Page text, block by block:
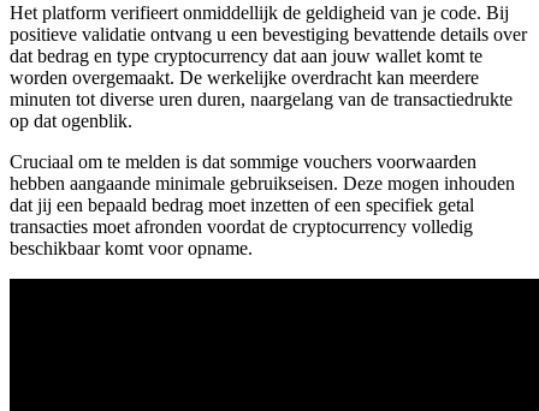
Het platform verifieert onmiddellijk de geldigheid van je code. Bij
positieve validatie ontvang u een bevestiging bevattende details over
dat bedrag en type cryptocurrency dat aan jouw wallet komt te
worden overgemaakt. De werkelijke overdracht kan meerdere
minuten tot diverse uren duren, naargelang van de transactiedrukte
op dat ogenblik.
Cruciaal om te melden is dat sommige vouchers voorwaarden
hebben aangaande minimale gebruikseisen. Deze mogen inhouden
dat jij een bepaald bedrag moet inzetten of een specifiek getal
transacties moet afronden voordat de cryptocurrency volledig
beschikbaar komt voor opname.